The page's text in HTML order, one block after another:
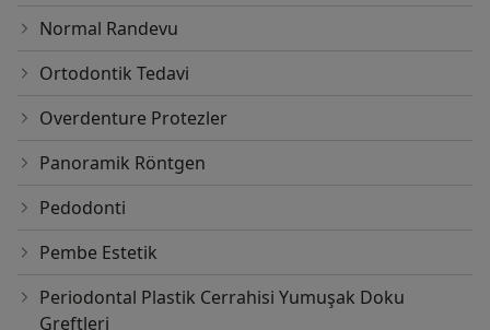
Normal Randevu
Ortodontik Tedavi
Overdenture Protezler
Panoramik Röntgen
Pedodonti
Pembe Estetik
Periodontal Plastik Cerrahisi Yumuşak Doku
Greftleri